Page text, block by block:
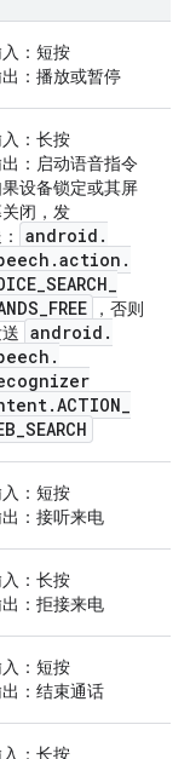
：短按
：播放或暂停
：长按
：启动语音指令
设备锁定或其屏
闭， 发
： android .
.action .
_SEARCH_
_FREE
，否则
android .
.
.ACTION_
_SEARCH
：短按
：接听来电
：长按
：拒接来电
：短按
：结束通话
：长按